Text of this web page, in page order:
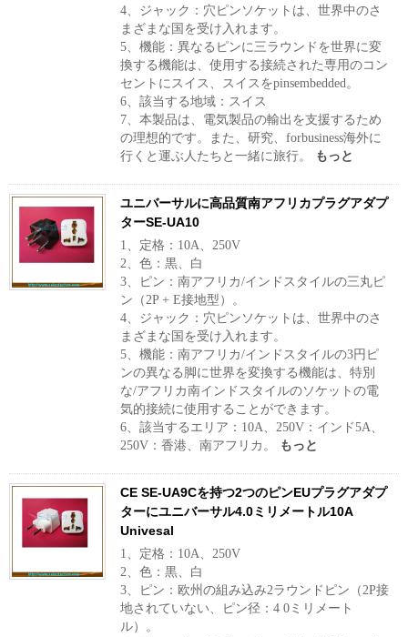
4、ジャック：穴ピンソケットは、世界中のさ
まざまな国を受け入れます。
5、機能：異なるピンに三ラウンドを世界に変
換する機能は、使用する接続された専用のコン
セントにスイス、スイスをpinsembedded。
6、該当する地域：スイス
7、本製品は、電気製品の輸出を支援するため
の理想的です。また、研究、forbusiness海外に
行く​​と運ぶ人たちと一緒に旅行。
もっと
ユニバーサルに高品質南アフリカプラグアダプ
ターSE-UA10
1、定格：10A、250V
2、色：黒、白
3、ピン：南アフリカ/インドスタイルの三丸ピ
ン（2P + E接地型）。
4、ジャック：穴ピンソケットは、世界中のさ
まざまな国を受け入れます。
5、機能：南アフリカ/インドスタイルの3円ピ
ンの異なる脚に世界を変換する機能は、特別
な/アフリカ南インドスタイルのソケットの電
気的接続に使用することができます。
6、該当するエリア：10A、250V：インド5A、
250V：香港、南アフリカ。
もっと
CE SE-UA9Cを持つ2つのピンEUプラグアダプ
ターにユニバーサル4.0ミリメートル10A
Univesal
1、定格：10A、250V
2、色：黒、白
3、ピン：欧州の組み込み2ラウンドピン（2P接
地されていない、ピン径：4 0ミリメート
ル）。